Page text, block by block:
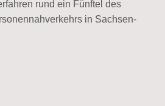
rund ein Fünftel des
in Sachsen-